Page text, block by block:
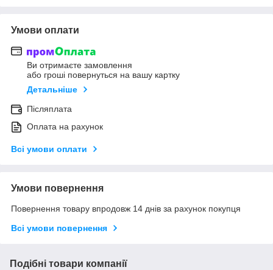
Умови оплати
Ви отримаєте замовлення
або гроші повернуться на вашу картку
Детальніше
Післяплата
Оплата на рахунок
Всі умови оплати
Умови повернення
Повернення товару впродовж 14 днів за рахунок покупця
Всі умови повернення
Подібні товари компанії